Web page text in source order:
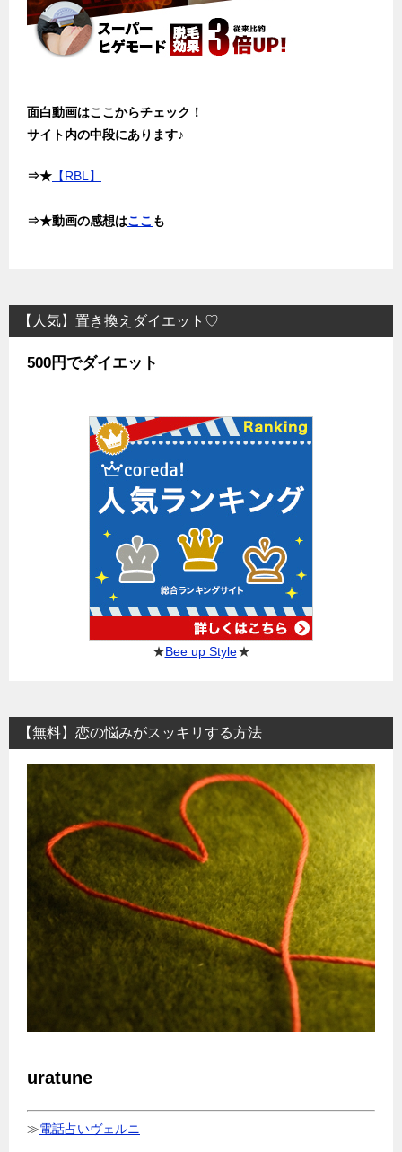
面白動画はここからチェック！
サイト内の中段にあります♪
⇒★ 【RBL】
⇒★動画の感想はここ も
【人気】置き換えダイエット♡
500円でダイエット
★Bee up Style★
【無料】恋の悩みがスッキリする方法
uratune
≫電話占いヴェルニ